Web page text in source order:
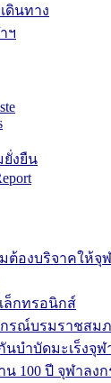
ดินทาง
ฯ
ยั่งยืน
ต้องบริจาคให้จุ
ล็กทรอนิกส์
รณ์บรมราชสม
บำบัดมะเร็งจุฬ
น 100 ปี จุฬาลง